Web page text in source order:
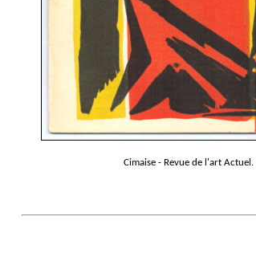
Cimaise - Revue de l'art Actuel.